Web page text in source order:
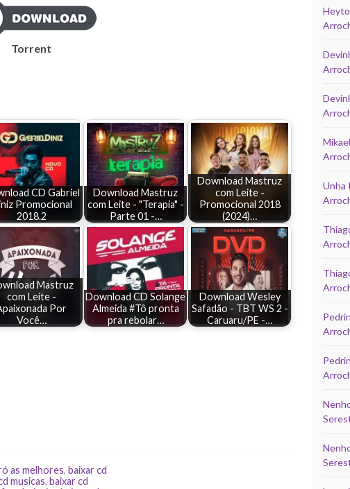
Torrent
CD Gabriel
Promocional
2018.2
Download Mastruz
com Leite - "Terapia" -
Parte 01 -…
Download Mastruz
com Leite -
Promocional 2018
(2024)…
Mastruz
com Leite -
Por
Você…
Download CD Solange
Almeida #Tô pronta
pra rebolar…
Download Wesley
Safadão - TBT WS 2 -
Caruaru/PE -…
as melhores, baixar cd
musicas, baixar cd
Unha